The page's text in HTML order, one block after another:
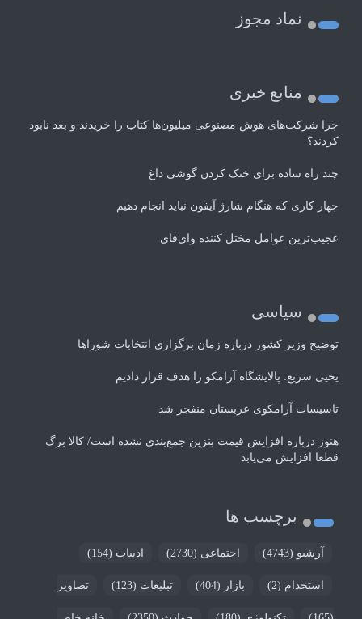
نماد مجوز
منابع خبری
چرا شرکت‌های هوش مصنوعی میلیون‌ها کتاب را خریدند و بعد نابود
کردند؟
چند راه‌ ساده برای خنک کردن گوشی داغ
چهار کاری که هنگام شارژ آیفون نباید انجام دهیم
عجیب‌ترین عوامل مختل کننده وای‌فای
سیاسی
توضیح وزیر کشور درباره زمان برگزاری انتخابات شوراها
یحیی سریع: پالایشگاه آرامکو را هدف قرار دادیم
تاسیسات آرامکوی عربستان منفجر شد
هنوز درباره افزایش قیمت بنزین جمع‌بندی نشده است/ کالا برگ
قطعا افزایش می‌یابد
برچسب ها
آرشیو (4743) اجتماعی (2730) ادبیات (154)
استخدام (2) بازار (404) تبلیغات (123) تصاویر